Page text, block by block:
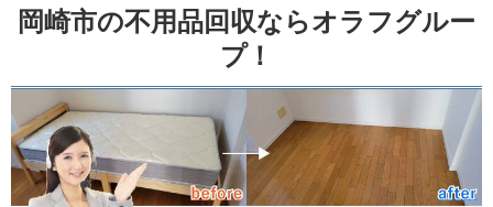
岡崎市の不用品回収ならオラフグルー
プ！